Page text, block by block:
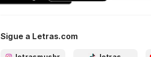
Sigue a Letras.com